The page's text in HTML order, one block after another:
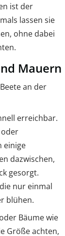
ist der
lassen sie
ohne dabei
Mauern
an der
erreichbar.
einige
dazwischen,
gesorgt.
nur einmal
blühen.
Bäume wie
Größe achten,